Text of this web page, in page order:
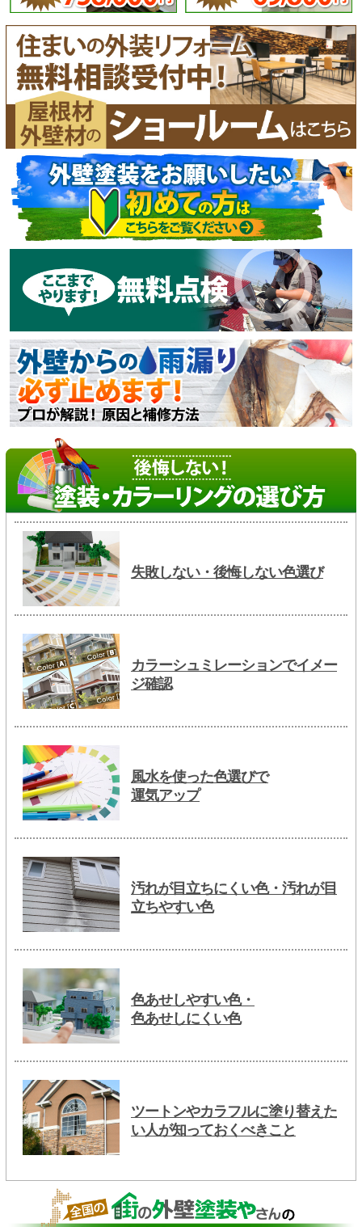
失敗しない・後悔しない色選び
カラーシュミレーションでイメー
ジ確認
風水を使った色選びで
運気アップ
汚れが目立ちにくい色・汚れが目
立ちやすい色
色あせしやすい色・
色あせしにくい色
ツートンやカラフルに塗り替えた
い人が知っておくべきこと